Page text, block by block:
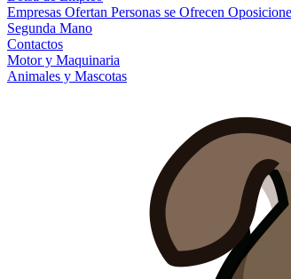
Empresas Ofertan Personas se Ofrecen
Segunda Mano
Contactos
Motor y Maquinaria
Animales y Mascotas